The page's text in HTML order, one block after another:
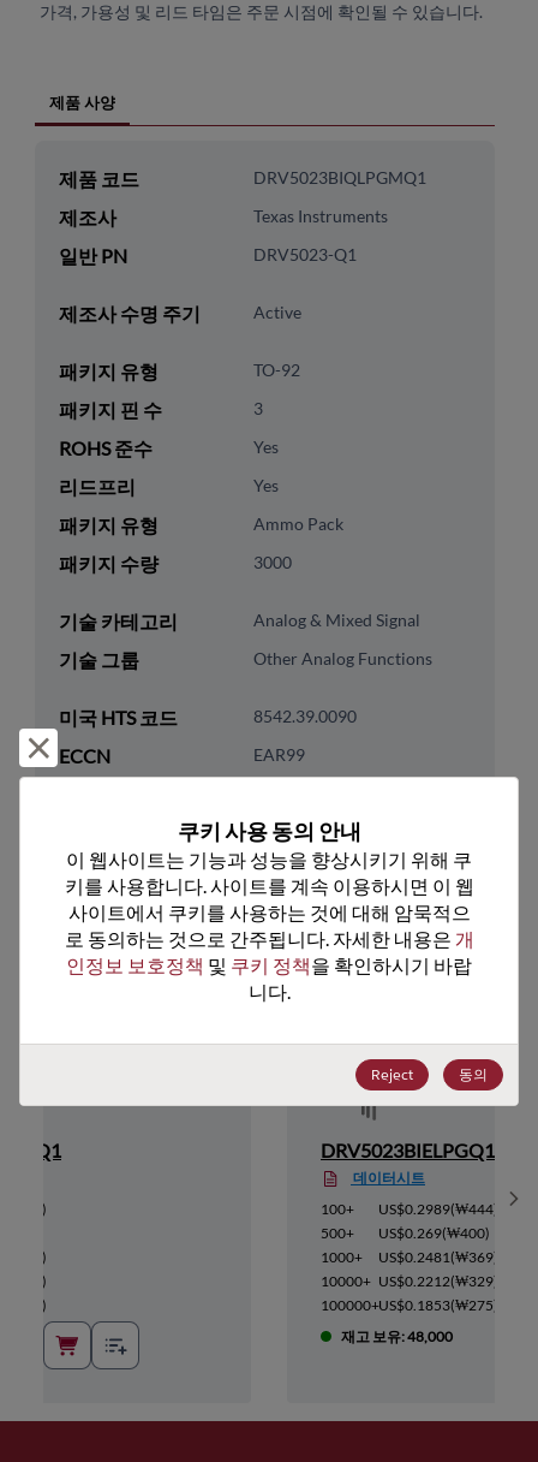
가격, 가용성 및 리드 타임은 주문 시점에 확인될 수 있습니다.
제품 사양
제품 코드 DRV5023BIQLPGMQ1
제조사 Texas Instruments
일반 PN DRV5023-Q1
제조사 수명 주기 Active
패키지 유형 TO-92
패키지 핀 수 3
ROHS 준수 Yes
리드프리 Yes
패키지 유형 Ammo Pack
패키지 수량 3000
기술 카테고리 Analog & Mixed Signal
기술 그룹 Other Analog Functions
미국 HTS 코드 8542.39.0090
ECCN EAR99
추천 대체 제품
)
)
)
)
DRV5023BIELPGQ1
데이터시트
100+
US$0.2989(₩444)
500+
US$0.269(₩400)
1000+
US$0.2481(₩369)
10000+ US$0.2212(₩329)
100000+US$0.1853(₩275)
재고 보유: 48,000
거부 및 닫기
쿠키 사용 동의 안내
이 웹사이트는 기능과 성능을 향상시키기 위해 쿠
키를 사용합니다. 사이트를 계속 이용하시면 이 웹
사이트에서 쿠키를 사용하는 것에 대해 암묵적으
로 동의하는 것으로 간주됩니다. 자세한 내용은 개
인정보 보호정책 및 쿠키 정책을 확인하시기 바랍
니다.
Reject 동의